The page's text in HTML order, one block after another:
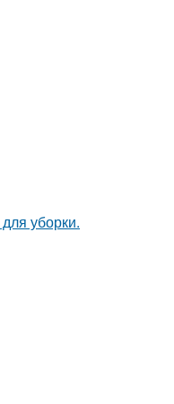
уборки.